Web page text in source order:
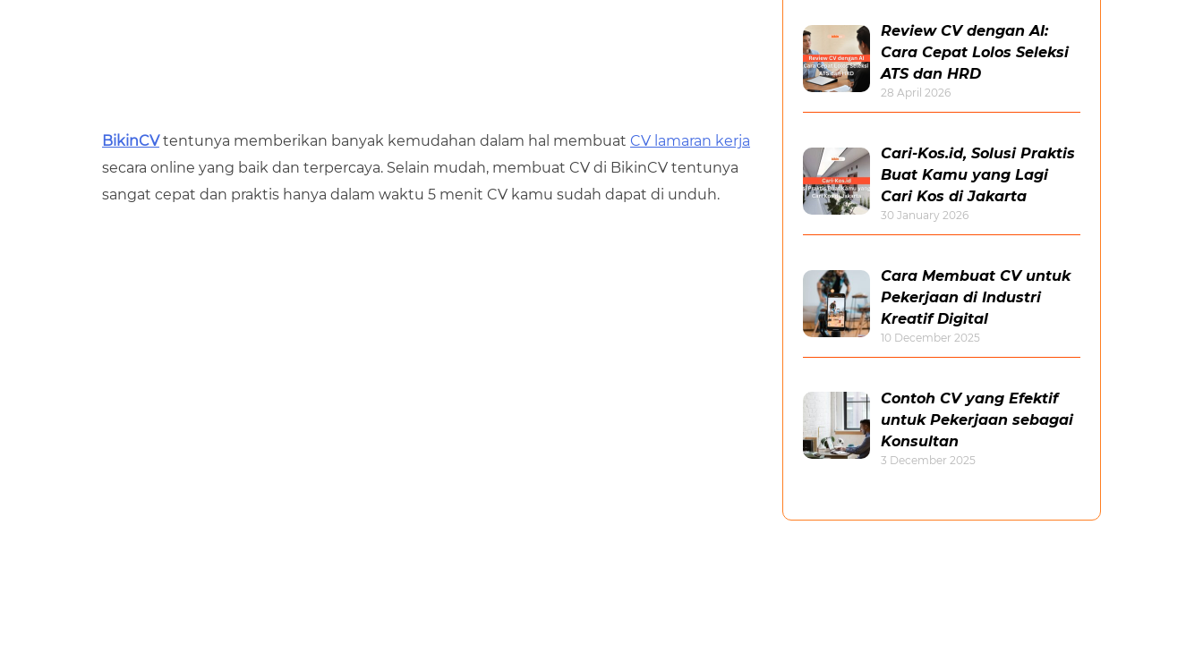
BikinCVtentunya memberikan banyak kemudahan dalam hal membuat CV lamaran kerja
secara online yang baik dan terpercaya. Selain mudah, membuat CV di BikinCV tentunya
sangat cepat dan praktis hanya dalam waktu 5 menit CV kamu sudah dapat di unduh.
Review CV dengan AI:
Cara Cepat Lolos Seleksi
ATS dan HRD
28 April 2026
Cari-Kos.id, Solusi Praktis
Buat Kamu yang Lagi
Cari Kos di Jakarta
30 January 2026
Cara Membuat CV untuk
Pekerjaan di Industri
Kreatif Digital
10 December 2025
Contoh CV yang Efektif
untuk Pekerjaan sebagai
Konsultan
3 December 2025